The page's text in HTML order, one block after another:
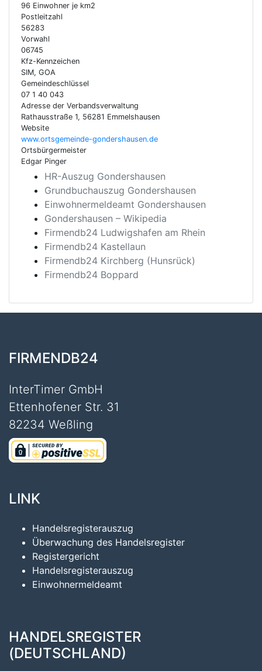
96 Einwohner je km2
Postleitzahl
56283
Vorwahl
06745
Kfz-Kennzeichen
SIM, GOA
Gemeindeschlüssel
07 1 40 043
Adresse der Verbandsverwaltung
Rathausstraße 1, 56281 Emmelshausen
Website
www.ortsgemeinde-gondershausen.de
Ortsbürgermeister
Edgar Pinger
HR-Auszug Gondershausen
Grundbuchauszug Gondershausen
Einwohnermeldeamt Gondershausen
Gondershausen – Wikipedia
Firmendb24 Ludwigshafen am Rhein
Firmendb24 Kastellaun
Firmendb24 Kirchberg (Hunsrück)
Firmendb24 Boppard
FIRMENDB24
InterTimer GmbH
Ettenhofener Str. 31
82234 Weßling
LINK
Handelsregisterauszug
Überwachung des Handelsregister
Registergericht
Handelsregisterauszug
Einwohnermeldeamt
HANDELSREGISTER
(DEUTSCHLAND)